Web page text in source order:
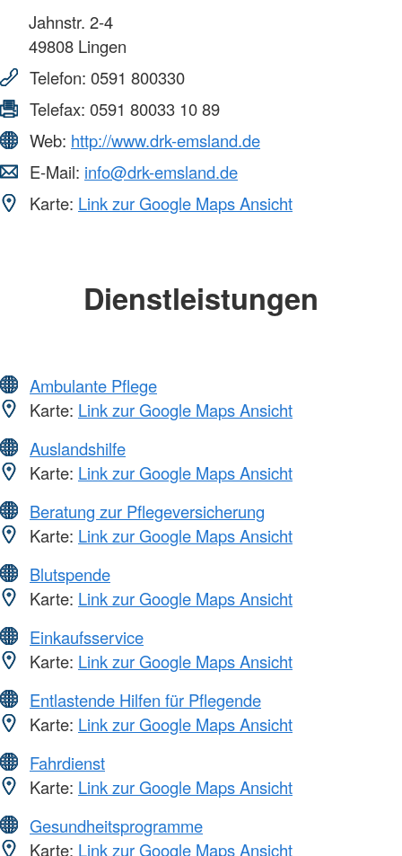
Jahnstr. 2-4
49808 Lingen
Telefon: 0591 800330
Telefax: 0591 80033 10 89
Web: http://www.drk-emsland.de
E-Mail: info@drk-emsland.de
Karte: Link zur Google Maps Ansicht
Dienstleistungen
Ambulante Pflege
Karte: Link zur Google Maps Ansicht
Auslandshilfe
Karte: Link zur Google Maps Ansicht
Beratung zur Pflegeversicherung
Karte: Link zur Google Maps Ansicht
Blutspende
Karte: Link zur Google Maps Ansicht
Einkaufsservice
Karte: Link zur Google Maps Ansicht
Entlastende Hilfen für Pflegende
Karte: Link zur Google Maps Ansicht
Fahrdienst
Karte: Link zur Google Maps Ansicht
Gesundheitsprogramme
Karte: Link zur Google Maps Ansicht